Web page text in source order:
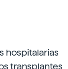
hospitalarias
transplantes